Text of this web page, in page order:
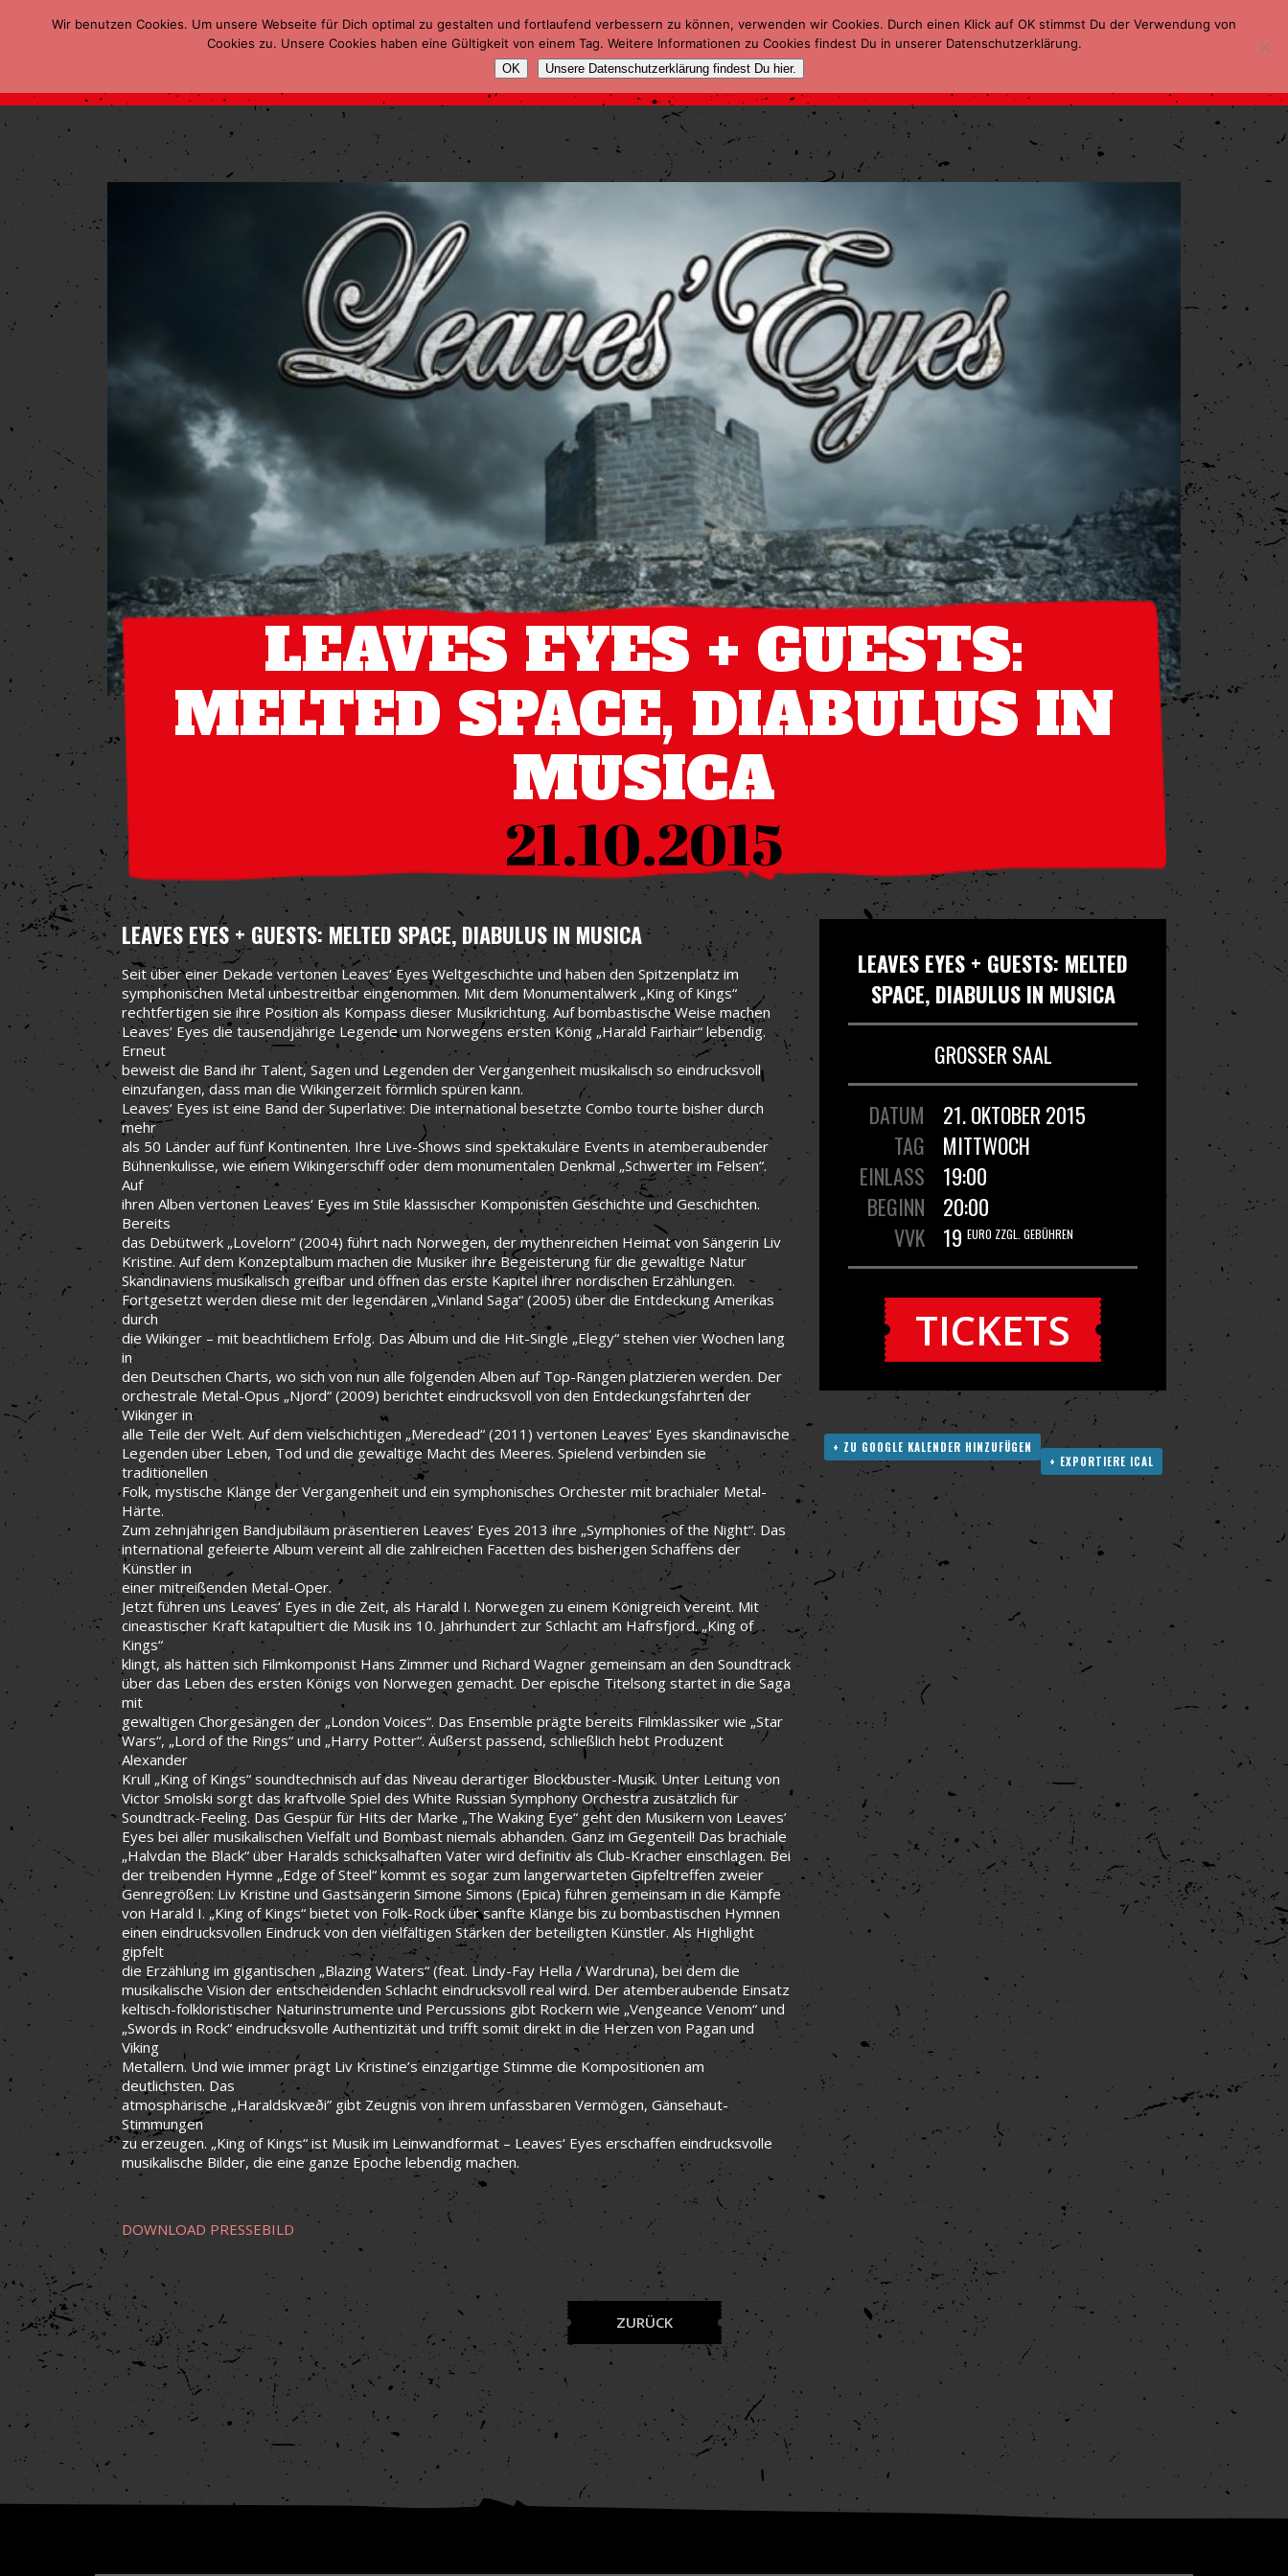
LEAVES EYES + GUESTS:
MELTED SPACE, DIABULUS IN
MUSICA
21.10.2015
LEAVES EYES + GUESTS: MELTED SPACE, DIABULUS IN MUSICA
Seit über einer Dekade vertonen Leaves‘ Eyes Weltgeschichte und haben den Spitzenplatz im
symphonischen Metal unbestreitbar eingenommen. Mit dem Monumentalwerk „King of Kings“
rechtfertigen sie ihre Position als Kompass dieser Musikrichtung. Auf bombastische Weise machen
Leaves‘ Eyes die tausendjährige Legende um Norwegens ersten König „Harald Fairhair“ lebendig.
Erneut
beweist die Band ihr Talent, Sagen und Legenden der Vergangenheit musikalisch so eindrucksvoll
einzufangen, dass man die Wikingerzeit förmlich spüren kann.
Leaves‘ Eyes ist eine Band der Superlative: Die international besetzte Combo tourte bisher durch
mehr
als 50 Länder auf fünf Kontinenten. Ihre Live-Shows sind spektakuläre Events in atemberaubender
Bühnenkulisse, wie einem Wikingerschiff oder dem monumentalen Denkmal „Schwerter im Felsen“.
Auf
ihren Alben vertonen Leaves‘ Eyes im Stile klassischer Komponisten Geschichte und Geschichten.
Bereits
das Debütwerk „Lovelorn“ (2004) führt nach Norwegen, der mythenreichen Heimat von Sängerin Liv
Kristine. Auf dem Konzeptalbum machen die Musiker ihre Begeisterung für die gewaltige Natur
Skandinaviens musikalisch greifbar und öffnen das erste Kapitel ihrer nordischen Erzählungen.
Fortgesetzt werden diese mit der legendären „Vinland Saga“ (2005) über die Entdeckung Amerikas
durch
die Wikinger – mit beachtlichem Erfolg. Das Album und die Hit-Single „Elegy“ stehen vier Wochen lang
in
den Deutschen Charts, wo sich von nun alle folgenden Alben auf Top-Rängen platzieren werden. Der
orchestrale Metal-Opus „Njord“ (2009) berichtet eindrucksvoll von den Entdeckungsfahrten der
Wikinger in
alle Teile der Welt. Auf dem vielschichtigen „Meredead“ (2011) vertonen Leaves‘ Eyes skandinavische
Legenden über Leben, Tod und die gewaltige Macht des Meeres. Spielend verbinden sie
traditionellen
Folk, mystische Klänge der Vergangenheit und ein symphonisches Orchester mit brachialer Metal-
Härte.
Zum zehnjährigen Bandjubiläum präsentieren Leaves‘ Eyes 2013 ihre „Symphonies of the Night“. Das
international gefeierte Album vereint all die zahlreichen Facetten des bisherigen Schaffens der
Künstler in
einer mitreißenden Metal-Oper.
Jetzt führen uns Leaves‘ Eyes in die Zeit, als Harald I. Norwegen zu einem Königreich vereint. Mit
cineastischer Kraft katapultiert die Musik ins 10. Jahrhundert zur Schlacht am Hafrsfjord. „King of
Kings“
klingt, als hätten sich Filmkomponist Hans Zimmer und Richard Wagner gemeinsam an den Soundtrack
über das Leben des ersten Königs von Norwegen gemacht. Der epische Titelsong startet in die Saga
mit
gewaltigen Chorgesängen der „London Voices“. Das Ensemble prägte bereits Filmklassiker wie „Star
Wars“, „Lord of the Rings“ und „Harry Potter“. Äußerst passend, schließlich hebt Produzent
Alexander
Krull „King of Kings“ soundtechnisch auf das Niveau derartiger Blockbuster-Musik. Unter Leitung von
Victor Smolski sorgt das kraftvolle Spiel des White Russian Symphony Orchestra zusätzlich für
Soundtrack-Feeling. Das Gespür für Hits der Marke „The Waking Eye“ geht den Musikern von Leaves’
Eyes bei aller musikalischen Vielfalt und Bombast niemals abhanden. Ganz im Gegenteil! Das brachiale
„Halvdan the Black“ über Haralds schicksalhaften Vater wird definitiv als Club-Kracher einschlagen. Bei
der treibenden Hymne „Edge of Steel“ kommt es sogar zum langerwarteten Gipfeltreffen zweier
Genregrößen: Liv Kristine und Gastsängerin Simone Simons (Epica) führen gemeinsam in die Kämpfe
von Harald I. „King of Kings“ bietet von Folk-Rock über sanfte Klänge bis zu bombastischen Hymnen
einen eindrucksvollen Eindruck von den vielfältigen Stärken der beteiligten Künstler. Als Highlight
gipfelt
die Erzählung im gigantischen „Blazing Waters“ (feat. Lindy-Fay Hella / Wardruna), bei dem die
musikalische Vision der entscheidenden Schlacht eindrucksvoll real wird. Der atemberaubende Einsatz
keltisch-folkloristischer Naturinstrumente und Percussions gibt Rockern wie „Vengeance Venom“ und
„Swords in Rock“ eindrucksvolle Authentizität und trifft somit direkt in die Herzen von Pagan und
Viking
Metallern. Und wie immer prägt Liv Kristine’s einzigartige Stimme die Kompositionen am
deutlichsten. Das
atmosphärische „Haraldskvæði” gibt Zeugnis von ihrem unfassbaren Vermögen, Gänsehaut-
Stimmungen
zu erzeugen. „King of Kings“ ist Musik im Leinwandformat – Leaves‘ Eyes erschaffen eindrucksvolle
musikalische Bilder, die eine ganze Epoche lebendig machen.
DOWNLOAD PRESSEBILD
LEAVES EYES + GUESTS: MELTED
SPACE, DIABULUS IN MUSICA
GROSSER SAAL
DATUM
21. OKTOBER 2015
TAG
MITTWOCH
EINLASS
19:00
BEGINN
20:00
VVK
19 EURO ZZGL. GEBÜHREN
TICKETS
+ ZU GOOGLE KALENDER HINZUFÜGEN
+ EXPORTIERE ICAL
ZURÜCK
Wir benutzen Cookies. Um unsere Webseite für Dich optimal zu gestalten und fortlaufend verbessern zu können, verwenden wir Cookies. Durch einen Klick auf OK stimmst Du der Verwendung von
Cookies zu. Unsere Cookies haben eine Gültigkeit von einem Tag. Weitere Informationen zu Cookies findest Du in unserer Datenschutzerklärung.
OK Unsere Datenschutzerklärung findest Du hier.